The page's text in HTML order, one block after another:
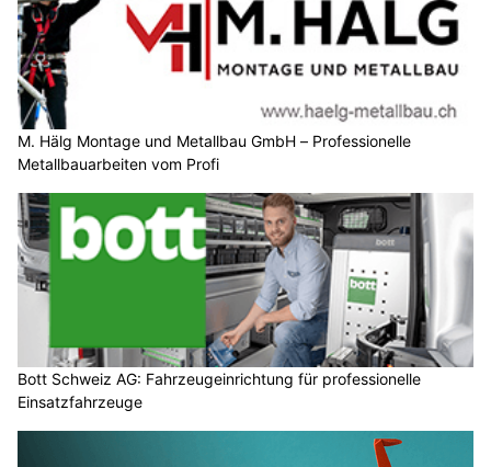
M. Hälg Montage und Metallbau GmbH – Professionelle
Metallbauarbeiten vom Profi
Bott Schweiz AG: Fahrzeugeinrichtung für professionelle
Einsatzfahrzeuge